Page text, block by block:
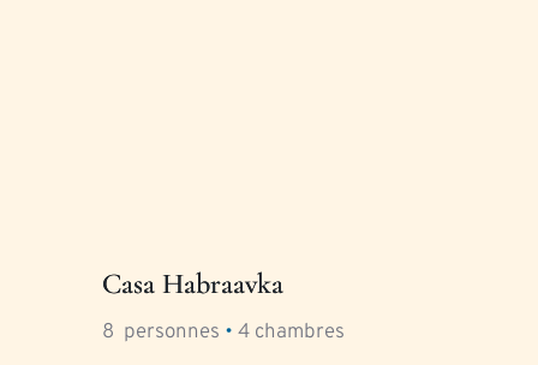
Casa Habraavka
8
  personnes
• 4 chambres